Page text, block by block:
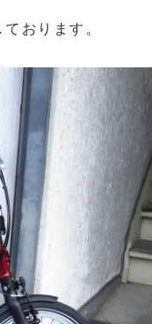
おります。